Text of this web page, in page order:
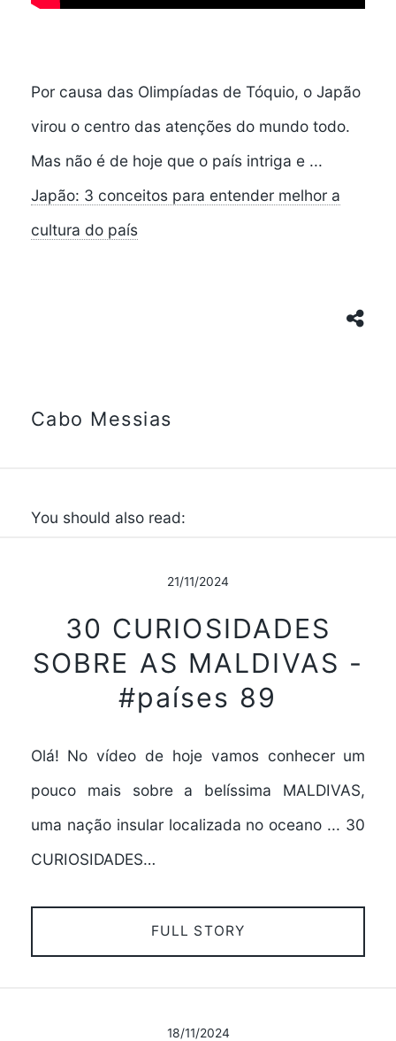
Por causa das Olimpíadas de Tóquio, o Japão
virou o centro das atenções do mundo todo.
Mas não é de hoje que o país intriga e ...
Japão: 3 conceitos para entender melhor a
cultura do país
Cabo Messias
You should also read:
21/11/2024
30 CURIOSIDADES
SOBRE AS MALDIVAS -
#países 89
Olá! No vídeo de hoje vamos conhecer um
pouco mais sobre a belíssima MALDIVAS,
uma nação insular localizada no oceano ... 30
CURIOSIDADES…
FULL STORY
18/11/2024